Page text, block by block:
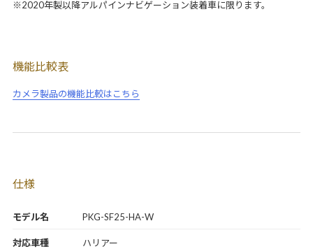
モデル名 PKG-SF25-HA-W
※2020年製以降アルパインナビゲーション装着車に限ります。
機能比較表
カメラ製品の機能比較はこちら
仕様
対応車種 ハリアー